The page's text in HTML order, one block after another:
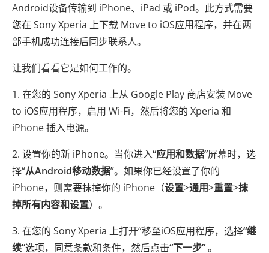
Android设备传输到 iPhone、iPad 或 iPod。此方式需要
您在 Sony Xperia 上下载 Move to iOS应用程序，并在两
部手机成功连接后同步联系人。
让我们看看它是如何工作的。
1. 在您的 Sony Xperia 上从 Google Play 商店安装 Move
to iOS应用程序，启用 Wi-Fi，然后将您的 Xperia 和
iPhone 插入电源。
2. 设置你的新 iPhone。当你进入“应用和数据”屏幕时，选
择“从Android移动数据”。如果你已经设置了你的
iPhone，则需要抹掉你的 iPhone（设置>通用>重置>抹
掉所有内容和设置）。
3. 在您的 Sony Xperia 上打开“移至iOS应用程序，选择“继
续”选项，同意条款和条件，然后点击“下一步”。